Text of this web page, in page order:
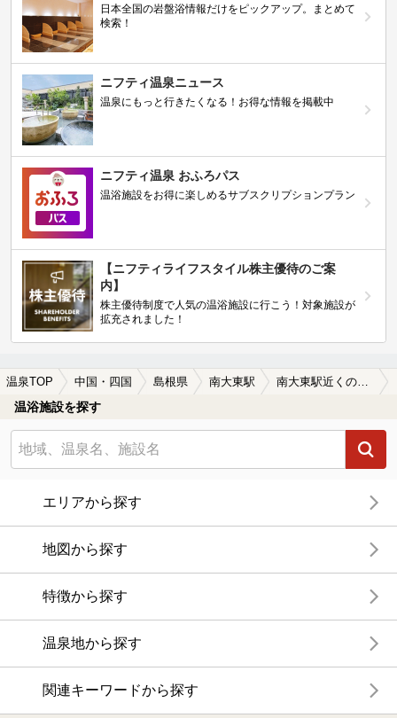
日本全国の岩盤浴情報だけをピックアップ。まとめて
検索！
ニフティ温泉ニュース
温泉にもっと行きたくなる！お得な情報を掲載中
ニフティ温泉 おふろパス
温浴施設をお得に楽しめるサブスクリプションプラン
【ニフティライフスタイル株主優待のご案
内】
株主優待制度で人気の温浴施設に行こう！対象施設が
拡充されました！
温泉TOP 中国・四国 島根県 南大東駅 南大東駅近くの温泉宿・温泉旅館・ホテルおすすめ(2026年版)
温浴施設を探す
エリアから探す
地図から探す
特徴から探す
温泉地から探す
関連キーワードから探す